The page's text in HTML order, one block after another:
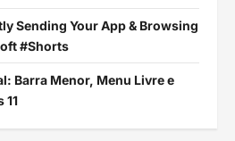
Sending Your App & Browsing
#Shorts
Barra Menor, Menu Livre e
11